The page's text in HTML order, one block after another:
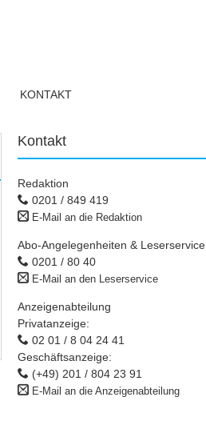
KONTAKT
Kontakt
Redaktion
0201 / 849 419
E-Mail an die Redaktion
Abo-Angelegenheiten & Leserservice
0201 / 80 40
E-Mail an den Leserservice
Anzeigenabteilung
Privatanzeige:
02 01 / 8 04 24 41
Geschäftsanzeige:
(+49) 201 / 804 23 91
E-Mail an die Anzeigenabteilung